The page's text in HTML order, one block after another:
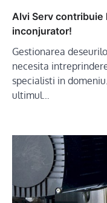
Alvi Serv contribuie
inconjurator!
Gestionarea
necesita
specialisti in
ultimul…